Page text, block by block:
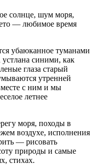
солнце, шум моря,
— любимое время
убаюканное туманами
устлана синими, как
глаза старый
утренней
с ним и мы
летнее
моря, походы в
воздухе, исполнения
— рисовать
природы и самые
стихах.